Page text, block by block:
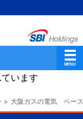
います
> 大阪ガスの電気 ベー